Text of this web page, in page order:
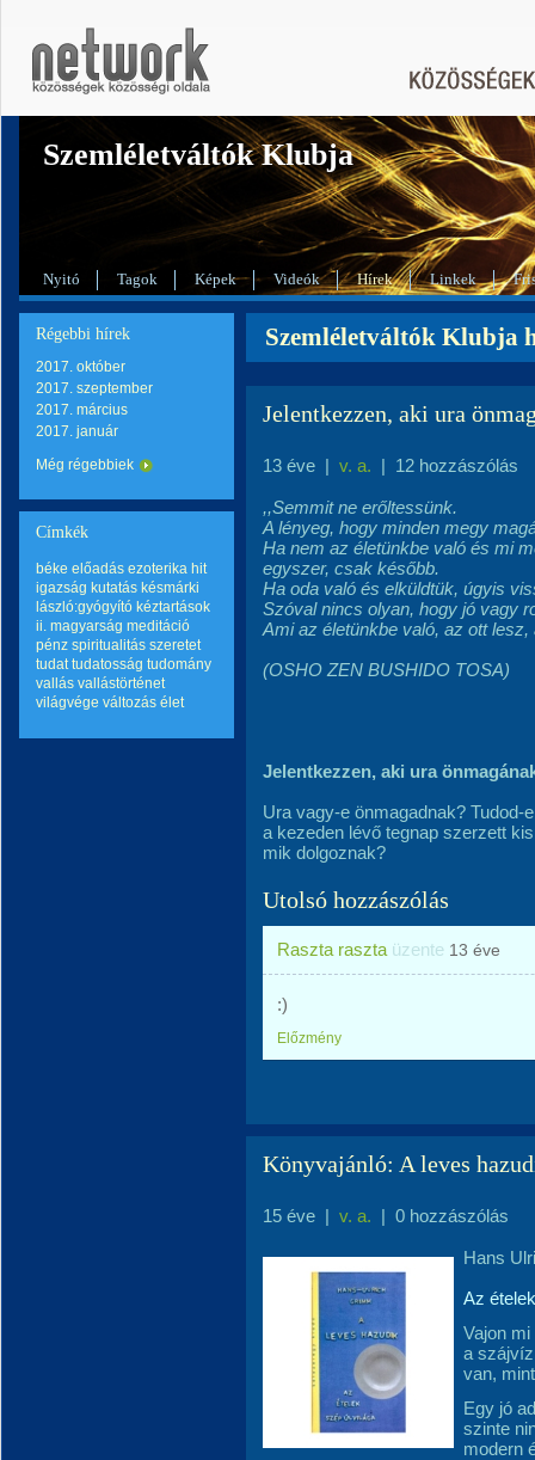
Szemléletváltók Klubja
Nyitó Tagok Képek Videók Hírek Linkek
Régebbi hírek
2017. október
2017. szeptember
2017. március
2017. január
Még régebbiek
Címkék
béke előadás ezoterika hit
igazság kutatás késmárki
lászló:gyógyító kéztartások
ii. magyarság meditáció
pénz spiritualitás szeretet
tudat tudatosság tudomány
vallás vallástörténet
világvége változás élet
Szemléletváltók Klubja
Jelentkezzen, aki ura
13 éve | v. a. | 12 hozzászólás
,,Semmit ne erőltessünk.
A lényeg, hogy minden megy
Ha nem az életünkbe való és mi
egyszer, csak később.
Ha oda való és elküldtük, úgyis
Szóval nincs olyan, hogy jó vagy
Ami az életünkbe való, az ott
(OSHO ZEN BUSHIDO TOSA)
Jelentkezzen, aki ura
Ura vagy-e önmagadnak? Tudod-
a kezeden lévő tegnap szerzett
mik dolgoznak?
Utolsó hozzászólás
Raszta raszta üzente 13 éve
:)
Előzmény
Könyvajánló: A leves
15 éve | v. a. | 0 hozzászólás
Hans
Az
Vajon
a
van,
Egy jó
szinte
modern